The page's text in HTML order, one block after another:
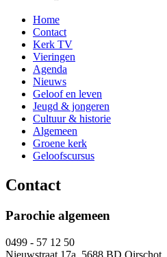
Home
Contact
Kerk TV
Vieringen
Agenda
Nieuws
Geloof en leven
Jeugd & jongeren
Cultuur & historie
Algemeen
Groene kerk
Geloofscursus
Contact
Parochie algemeen
0499 - 57 12 50
Nieuwstraat 17a, 5688 BD Oirschot